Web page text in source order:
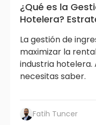
¿Qué es la
Hotelera?
La gestión de
maximizar la
industria hotelera.
necesitas saber.
Fatih Tuncer